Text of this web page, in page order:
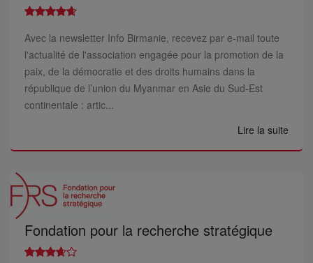
Avec la newsletter Info Birmanie, recevez par e-mail toute
l'actualité de l'association engagée pour la promotion de la
paix, de la démocratie et des droits humains dans la
république de l’union du Myanmar en Asie du Sud-Est
continentale : artic...
Lire la suite
Fondation pour la recherche stratégique